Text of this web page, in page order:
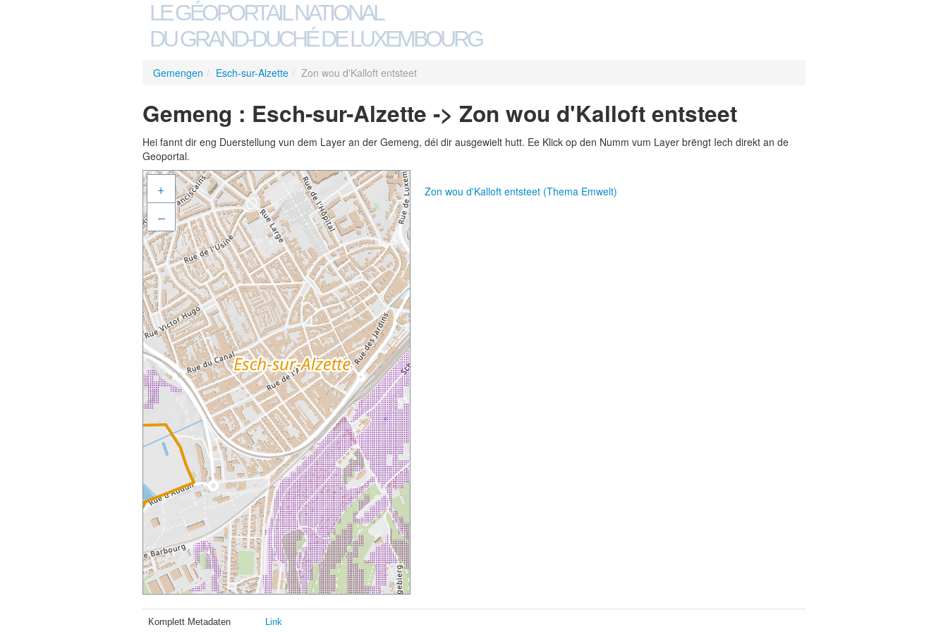
LE GÉOPORTAIL NATIONAL
DU GRAND-DUCHÉ DE LUXEMBOURG
Gemengen / Esch-sur-Alzette / Zon wou d'Kalloft entsteet
Gemeng : Esch-sur-Alzette -> Zon wou d'Kalloft entsteet
Hei fannt dir eng Duerstellung vun dem Layer an der Gemeng, déi dir ausgewielt hutt. Ee Klick op den Numm vum Layer brëngt Iech direkt an de
Geoportal.
+
–
Zon wou d'Kalloft entsteet (Thema Emwelt)
Komplett Metadaten Link